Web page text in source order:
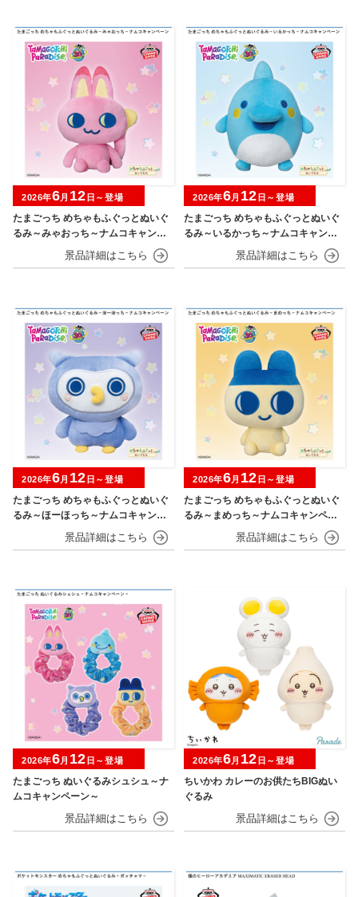
たまごっち めちゃもふぐっとぬいぐ
るみ～みゃおっち～ナムコキャンペ
2026年6月 12 日～登場
たまごっち めちゃもふぐっとぬいぐ
るみ～いるかっち～ナムコキャンペ
2026年6月 12 日～登場
たまごっち めちゃもふぐっとぬいぐ
るみ～ほーほっち～ナムコキャンペ
2026年6月 12 日～登場
たまごっち めちゃもふぐっとぬいぐ
るみ～まめっち～ナムコキャンペー
2026年6月 12 日～登場
たまごっち ぬいぐるみシュシュ～ナ
ムコキャンペーン～
2026年6月 12 日～登場
ちいかわ カレーのお供たちBIGぬい
ぐるみ
2026年6月 12 日～登場